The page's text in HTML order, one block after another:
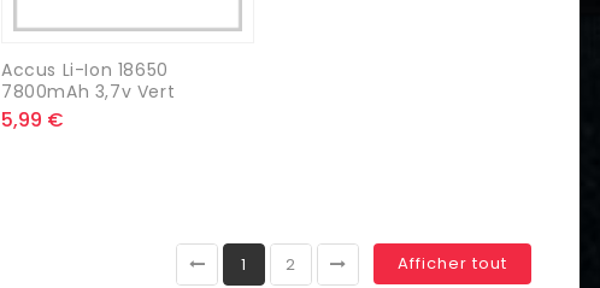
Accus Li-Ion 18650
7800mAh 3,7v Vert
5,99 €
Afficher tout
1 2